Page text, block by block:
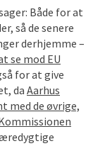
Både for at
så de senere
derhjemme –
se mod EU
for at give
da Aarhus
med de øvrige,